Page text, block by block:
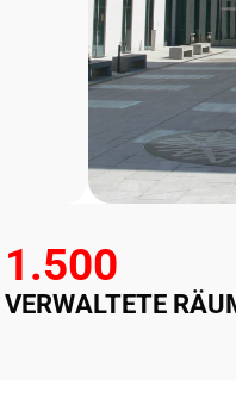
VERWALTETE
1.500